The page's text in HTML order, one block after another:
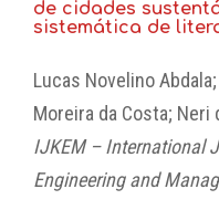
de cidades
sistemática de
Lucas Novelino
Moreira da Costa; Neri
IJKEM – International
Engineering and